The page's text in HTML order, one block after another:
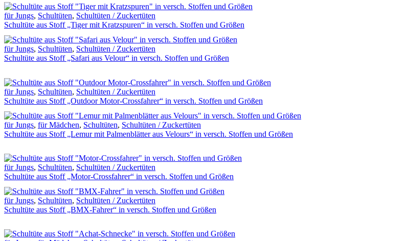
für Jungs, Schultüten, Schultüten / Zuckertüten
Schultüte aus Stoff „Tiger mit Kratzspuren“ in versch. Stoffen und Größen
für Jungs, Schultüten, Schultüten / Zuckertüten
Schultüte aus Stoff „Safari aus Velour“ in versch. Stoffen und Größen
für Jungs, Schultüten, Schultüten / Zuckertüten
Schultüte aus Stoff „Outdoor Motor-Crossfahrer“ in versch. Stoffen und Größen
für Jungs, für Mädchen, Schultüten, Schultüten / Zuckertüten
Schultüte aus Stoff „Lemur mit Palmenblätter aus Velours“ in versch. Stoffen und Größen
für Jungs, Schultüten, Schultüten / Zuckertüten
Schultüte aus Stoff „Motor-Crossfahrer“ in versch. Stoffen und Größen
für Jungs, Schultüten, Schultüten / Zuckertüten
Schultüte aus Stoff „BMX-Fahrer“ in versch. Stoffen und Größen